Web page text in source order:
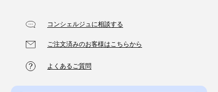
コンシェルジュに相談する
ご注文済みのお客様はこちらから
よくあるご質問